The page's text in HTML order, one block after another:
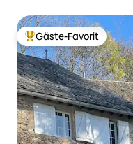
Beliebter Gäste-Favorit.
Gäste-Favorit